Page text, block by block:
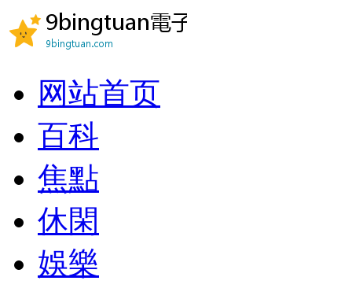
网站首页
百科
焦點
休閑
娛樂